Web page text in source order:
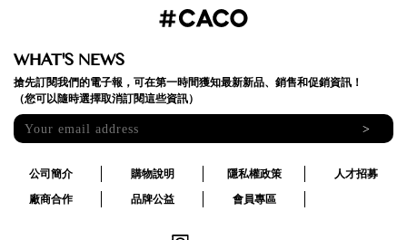
WHAT'S NEWS
搶先訂閱我們的電子報，可在第一時間獲知最新新品、銷售和促銷資訊！
（您可以隨時選擇取消訂閱這些資訊）
>
公司簡介 購物說明 隱私權政策
人才招募
廠商合作
品牌公益 會員專區